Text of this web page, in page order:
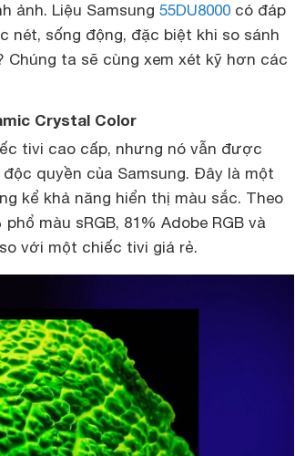
ảnh. Liệu Samsung 55DU8000 có đáp
nét, sống động, đặc biệt khi so sánh
ta sẽ cùng xem xét kỹ hơn các
Crystal Color
tivi cao cấp, nhưng nó vẫn được
quyền của Samsung. Đây là một
kể khả năng hiển thị màu sắc. Theo
màu sRGB, 81% Adobe RGB và
với một chiếc tivi giá rẻ.